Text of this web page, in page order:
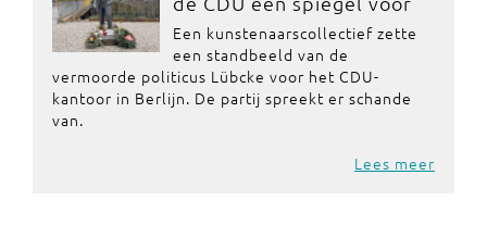
Een kunstenaarscollectief zette
een standbeeld van de
vermoorde politicus Lübcke voor het CDU-
kantoor in Berlijn. De partij spreekt er schande
van.
Lees meer